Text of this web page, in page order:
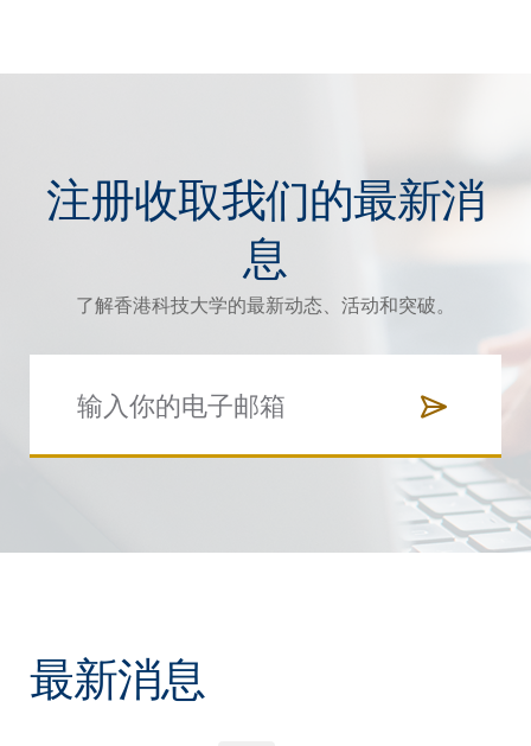
注册收取我们的最新消
息
了解香港科技大学的最新动态、活动和突破。
最新消息